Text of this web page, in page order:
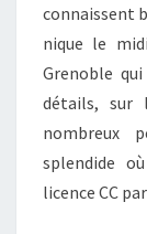
connaissent
nique le
Grenoble
détails, sur
nombreux
splendide
licence CC